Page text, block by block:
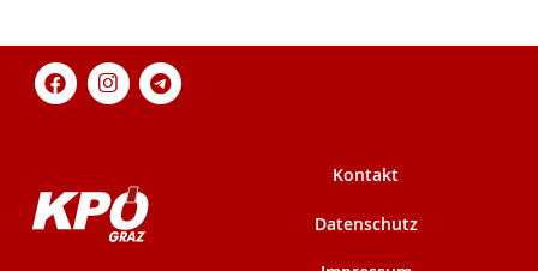
Kontakt
Datenschutz